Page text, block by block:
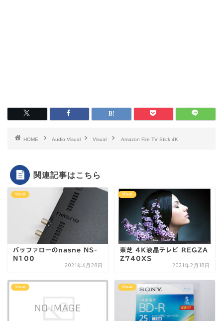
HOME Audio Visual Visual Amazon Fire TV Stick 4K
関連記事はこちら
Visual
バッファローのnasne NS-
N100
2021年6月28日
Visual
東芝 4K液晶テレビ REGZA
Z740XS
2021年2月18日
Visual Visual